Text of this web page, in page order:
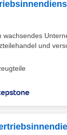
wachsendes
und